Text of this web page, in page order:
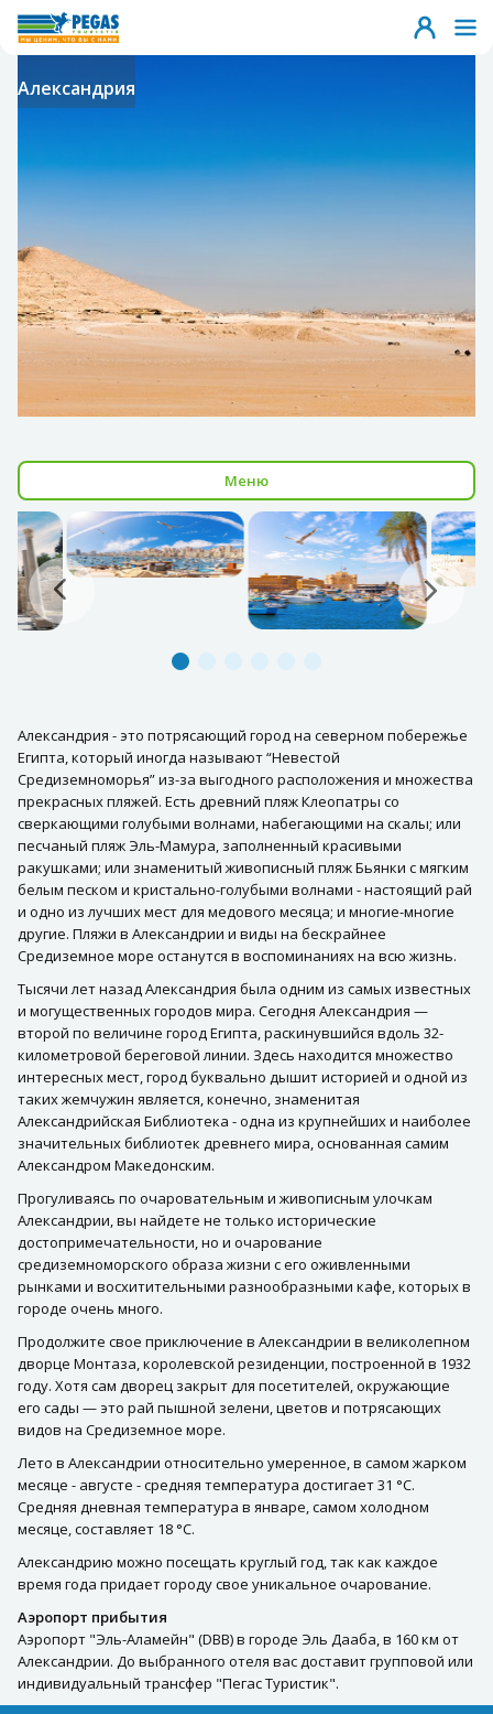
Александрия
Меню
Александрия - это потрясающий город на северном побережье
Египта, который иногда называют “Невестой
Средиземноморья” из-за выгодного расположения и множества
прекрасных пляжей. Есть древний пляж Клеопатры со
сверкающими голубыми волнами, набегающими на скалы; или
песчаный пляж Эль-Мамура, заполненный красивыми
ракушками; или знаменитый живописный пляж Бьянки с мягким
белым песком и кристально-голубыми волнами - настоящий рай
и одно из лучших мест для медового месяца; и многие-многие
другие. Пляжи в Александрии и виды на бескрайнее
Средиземное море останутся в воспоминаниях на всю жизнь.
Тысячи лет назад Александрия была одним из самых известных
и могущественных городов мира. Сегодня Александрия —
второй по величине город Египта, раскинувшийся вдоль 32-
километровой береговой линии. Здесь находится множество
интересных мест, город буквально дышит историей и одной из
таких жемчужин является, конечно, знаменитая
Александрийская Библиотека - одна из крупнейших и наиболее
значительных библиотек древнего мира, основанная самим
Александром Македонским.
Прогуливаясь по очаровательным и живописным улочкам
Александрии, вы найдете не только исторические
достопримечательности, но и очарование
средиземноморского образа жизни с его оживленными
рынками и восхитительными разнообразными кафе, которых в
городе очень много.
Продолжите свое приключение в Александрии в великолепном
дворце Монтаза, королевской резиденции, построенной в 1932
году. Хотя сам дворец закрыт для посетителей, окружающие
его сады — это рай пышной зелени, цветов и потрясающих
видов на Средиземное море.
Лето в Александрии относительно умеренное, в самом жарком
месяце - августе - средняя температура достигает 31 °C.
Средняя дневная температура в январе, самом холодном
месяце, составляет 18 °C.
Александрию можно посещать круглый год, так как каждое
время года придает городу свое уникальное очарование.
Аэропорт прибытия
Аэропорт "Эль-Аламейн" (DBB) в городе Эль Дааба, в 160 км от
Александрии. До выбранного отеля вас доставит групповой или
индивидуальный трансфер "Пегас Туристик".